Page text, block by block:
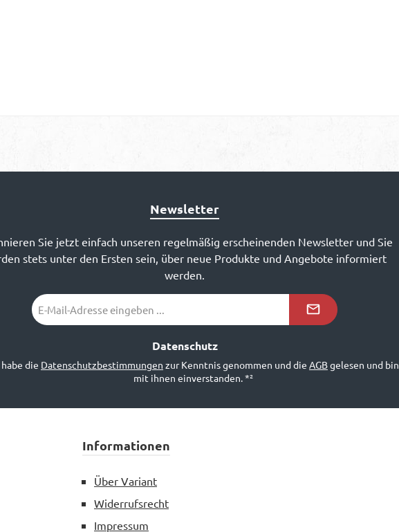
Newsletter
Sie jetzt einfach unseren regelmäßig erscheinenden Newsletter und Sie
stets unter den Ersten sein, über neue Produkte und Angebote informiert
werden.
E-
Mail-
Datenschutz
die Datenschutzbestimmungen zur Kenntnis genommen und die AGBgelesen und bin
mit ihnen einverstanden.*²
Informationen
Über Variant
Widerrufsrecht
Impressum